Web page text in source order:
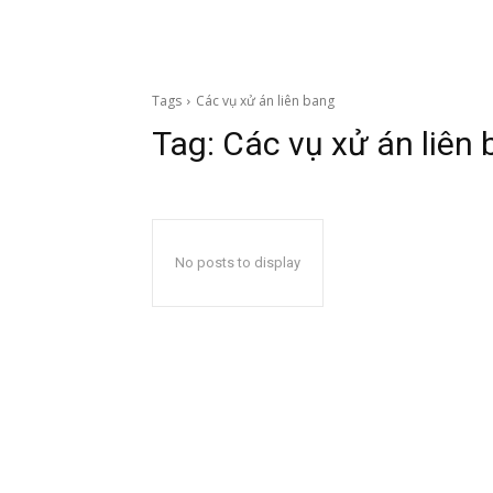
Tags Các vụ xử án liên bang
Tag: Các vụ xử án liên
No posts to display